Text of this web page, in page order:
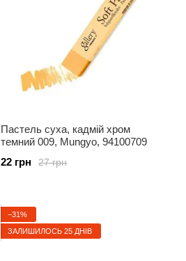
Пастель суха, кадмій хром
темний 009, Mungyo, 94100709
27 грн
22 грн
−31%
ЗАЛИШИЛОСЬ 25 ДНІВ